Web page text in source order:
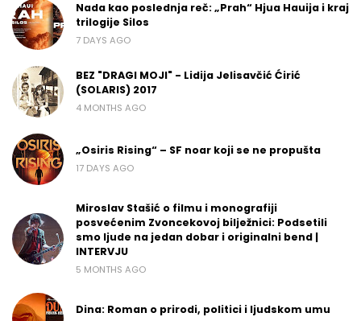
Nada kao poslednja reč: „Prah“ Hjua Hauija i kraj
trilogije Silos
7 DAYS AGO
BEZ "DRAGI MOJI" - Lidija Jelisavčić Ćirić
(SOLARIS) 2017
4 MONTHS AGO
„Osiris Rising“ – SF noar koji se ne propušta
17 DAYS AGO
Miroslav Stašić o filmu i monografiji
posvećenim Zvoncekovoj bilježnici: Podsetili
smo ljude na jedan dobar i originalni bend |
INTERVJU
5 MONTHS AGO
Dina: Roman o prirodi, politici i ljudskom umu